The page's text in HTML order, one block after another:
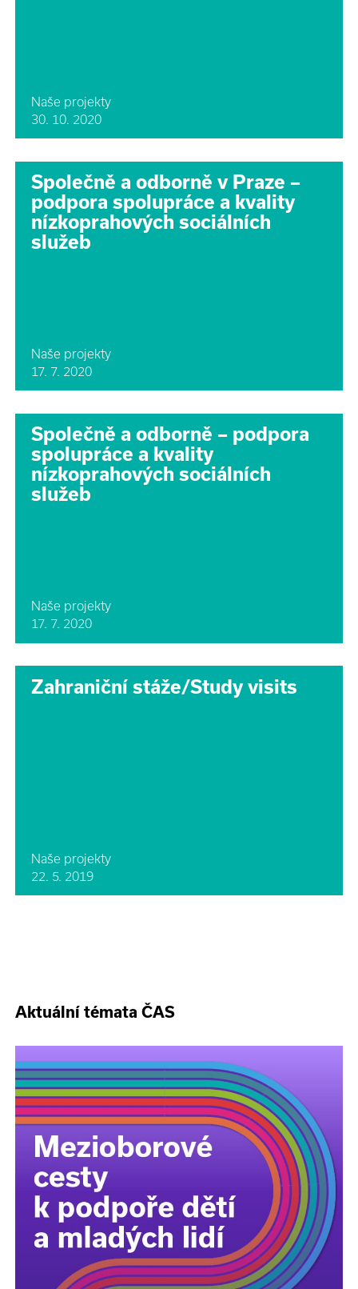
Naše projekty
30. 10. 2020
Společně a odborně v Praze –
podpora spolupráce a kvality
nízkoprahových sociálních
služeb
Naše projekty
17. 7. 2020
Společně a odborně – podpora
spolupráce a kvality
nízkoprahových sociálních
služeb
Naše projekty
17. 7. 2020
Zahraniční stáže/Study visits
Naše projekty
22. 5. 2019
Aktuální témata ČAS